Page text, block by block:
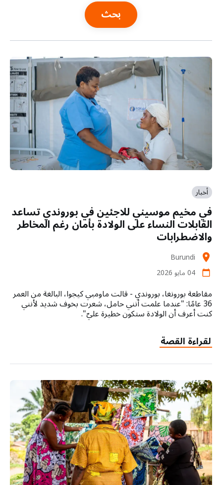
أخبار
في مخيم موسيني للاجئين في بوروندي تساعد
القابلات النساء على الولادة بأمان رغم المخاطر
والاضطرابات
location_on
Burundi
calendar_today 04 مايو 2026
مقاطعة بورونغا، بوروندي - قالت ماومبي كيجوا، البالغة من العمر
36 عامًا: "عندما علمت أنني حامل، شعرت بخوف شديد لأنني
كنت أعرف أن الولادة ستكون خطيرة عليّ".
لقراءة القصة